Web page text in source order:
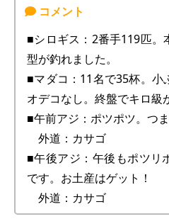
■シロギス：2番手119匹。
型が釣れました。
■マダコ：11名で35杯。小
オデコなし。終盤でキロ級
■午前アジ：ポツポツ。つ
外道：カサゴ
■午後アジ：午後もポツリ
です。お土産はゲット！
外道：カサゴ